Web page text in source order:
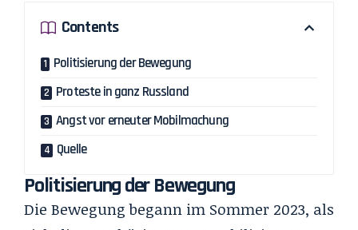
Contents
Politisierung der Bewegung
Proteste in ganz Russland
Angst vor erneuter Mobilmachung
Quelle
Politisierung der Bewegung
Die Bewegung begann im Sommer 2023, als